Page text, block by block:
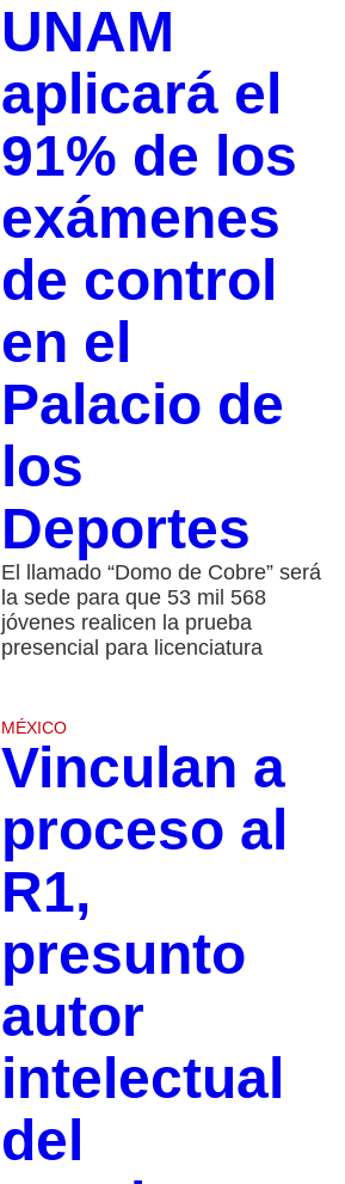
UNAM
aplicará el
91% de los
exámenes
de control
en el
Palacio de
los
Deportes
El llamado “Domo de Cobre” será
la sede para que 53 mil 568
jóvenes realicen la prueba
presencial para licenciatura
MÉXICO
Vinculan a
proceso al
R1,
presunto
autor
intelectual
del